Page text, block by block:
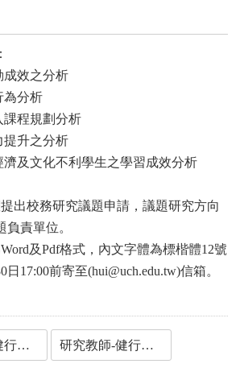
成效之分析
為分析
課程規劃分析
提升之分析
濟及文化不利學生之學習成效分析
出校務研究議題申請，議題研究方向
責單位。
及Pdf格式，內文字體為標楷體12號
17:00前寄至(hui@uch.edu.tw)信箱。
研究教師-健行科技大學113年度校務研究議題計畫申請注意事項.pdf 研究教師-健行科技大學113年度校務研究議題計畫申請書-0430收件截止.docx